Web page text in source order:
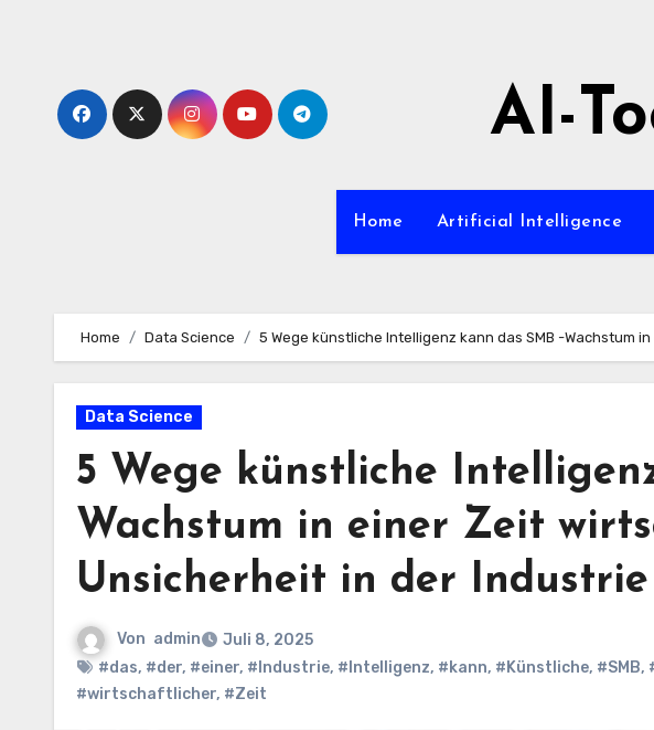
AI-
Home Artificial Intelligence
Home Data Science 5 Wege künstliche Intelligenz kann das SMB -
Data Science
5 Wege künstliche
Wachstum in einer Zeit
Unsicherheit in der
Von admin
Juli 8, 2025
#das, #der, #einer, #Industrie, #Intelligenz, #kann, #Künstliche, #SMB,
#wirtschaftlicher, #Zeit